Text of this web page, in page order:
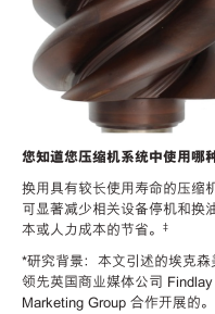
您知道您压缩机系统中使用哪
换用具有较长使用寿命的压缩
可显著减少相关设备停机和换
本或人力成本的节省。
‡
*研究背景：本文引述的埃克
领先英国商业媒体公司
Marketing Group 合作开展的